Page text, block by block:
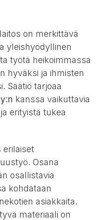
on merkittävä
yleishyödyllinen
työtä heikoimmassa
hyväksi ja ihmisten
Säätiö tarjoaa
kanssa vaikuttavia
erityistä tukea
erilaiset
Osana
osallistavia
kohdataan
asiakkaita.
materiaali on